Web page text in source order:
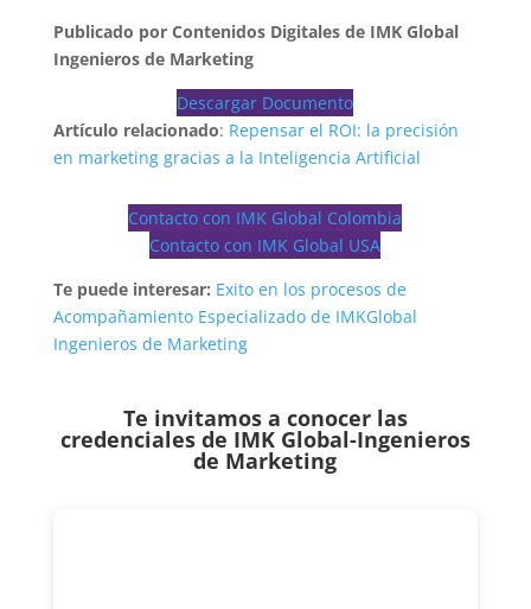
Publicado por Contenidos Digitales de IMK Global
Ingenieros de Marketing
Descargar Documento
Artículo relacionado: Repensar el ROI: la precisión
en marketing gracias a la Inteligencia Artificial
Contacto con IMK Global Colombia
Contacto con IMK Global USA
Te puede interesar: Exito en los procesos de
Acompañamiento Especializado de IMKGlobal
Ingenieros de Marketing
Te invitamos a conocer las
credenciales de IMK Global-Ingenieros
de Marketing